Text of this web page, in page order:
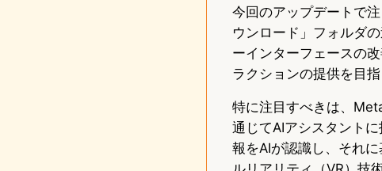
今回のアップデートで
ウンロード」フォルダ
ーインターフェースの
ラクションの提供を目指
特に注目すべきは、
通じてAIアシスタント
報をAIが認識し、それ